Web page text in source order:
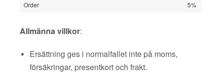
Order 5%
Allmänna villkor:
Ersättning ges i normalfallet inte på moms,
försäkringar, presentkort och frakt.